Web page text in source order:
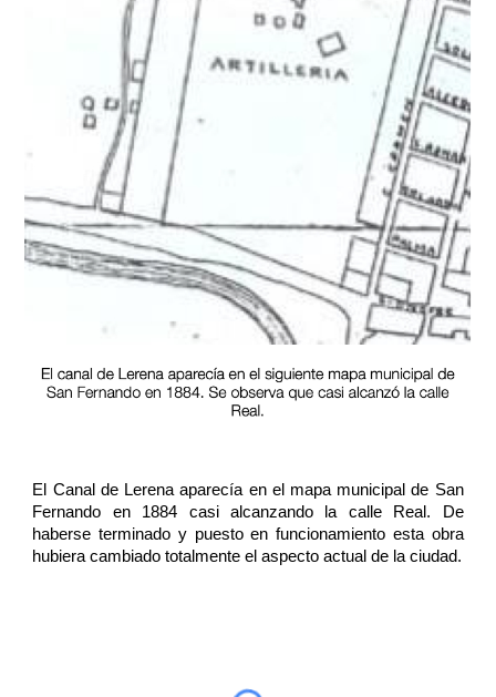
El Canal de Lerena aparecía en el mapa municipal de San
Fernando en 1884 casi alcanzando la calle Real. De
haberse terminado y puesto en funcionamiento esta obra
hubiera cambiado totalmente el aspecto actual de la ciudad.